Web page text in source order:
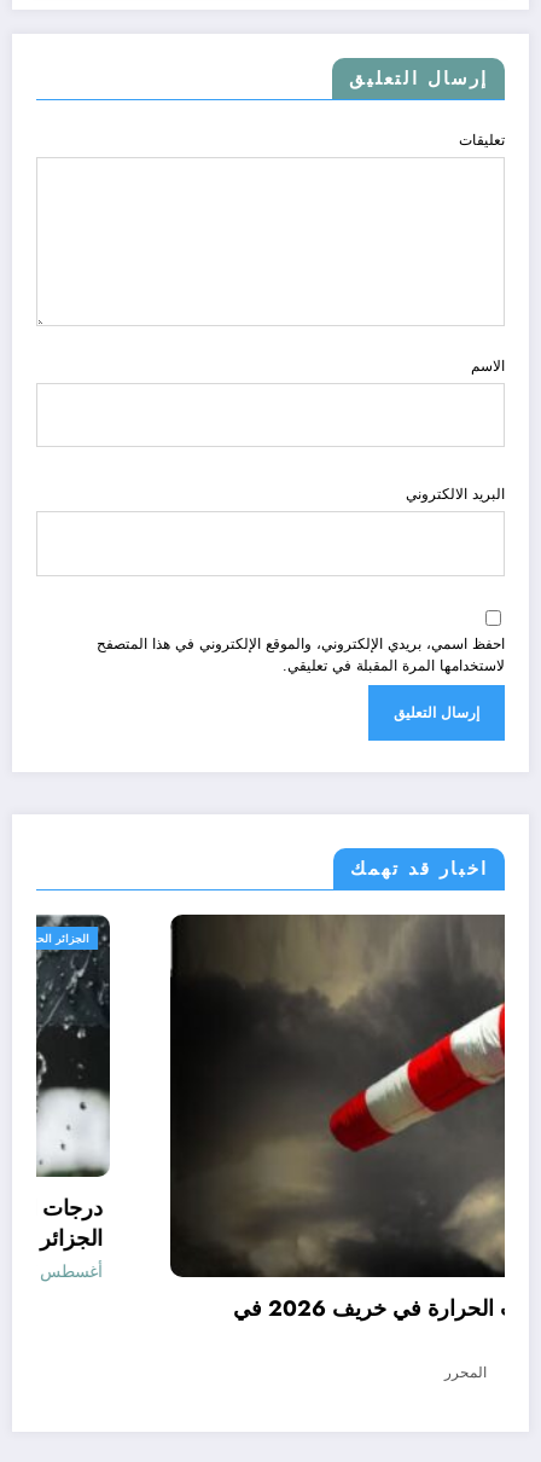
إرسال التعليق
تعليقات
الاسم
البريد الالكتروني
احفظ اسمي، بريدي الإلكتروني، والموقع الإلكتروني في هذا المتصفح
لاستخدامها المرة المقبلة في تعليقي.
اخبار قد تهمك
أغسطس 7, 2026